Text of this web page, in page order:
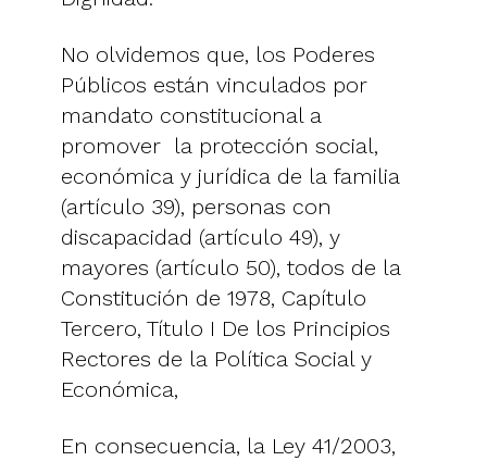
No olvidemos que, los Poderes
Públicos están vinculados por
mandato constitucional a
promover la protección social,
económica y jurídica de la familia
(artículo 39), personas con
discapacidad (artículo 49), y
mayores (artículo 50), todos de la
Constitución de 1978, Capítulo
Tercero, Título I De los Principios
Rectores de la Política Social y
Económica,
En consecuencia, la Ley 41/2003,